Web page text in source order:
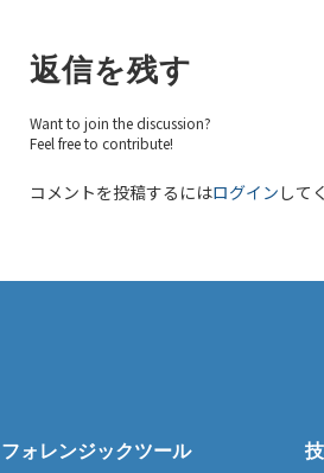
返信を残す
Want to join the discussion?
Feel free to contribute!
コメントを投稿するにはログイン して
フォレンジックツール